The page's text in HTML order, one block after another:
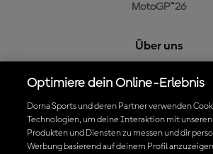
MotoGP™26
Über uns
Cookie-Richtlinien
Geschäftsbedingungen
Datenschutzrichtlinien
Kaufrichtlinie
Optimiere dein Online-Erlebnis
Dorna Sports und deren Partner verwenden
Technologien, um deine Interaktion mit unseren
Produkten und Diensten zu messen und dir
Werbung basierend auf deinem Profil